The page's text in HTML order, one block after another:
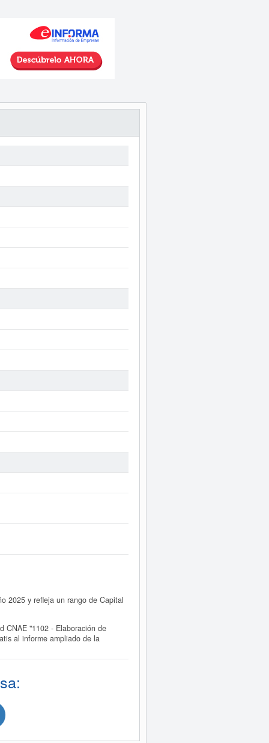
2025 y refleja un rango de Capital
CNAE "1102 - Elaboración de
al informe ampliado de la